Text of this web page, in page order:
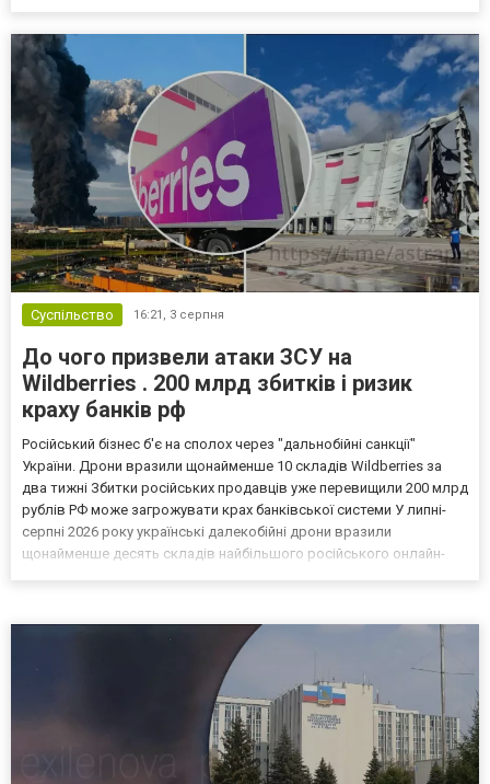
Суспільство 16:21, 3 серпня
До чого призвели атаки ЗСУ на
Wildberries . 200 млрд збитків і ризик
краху банків рф
Російський бізнес б'є на сполох через "дальнобійні санкції"
України. Дрони вразили щонайменше 10 складів Wildberries за
два тижні Збитки російських продавців уже перевищили 200 млрд
рублів РФ може загрожувати крах банківської системи У липні-
серпні 2026 року українські далекобійні дрони вразили
щонайменше десять складів найбільшого російського онлайн-